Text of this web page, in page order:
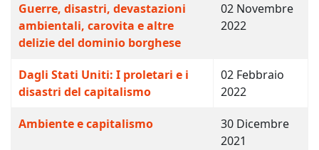
Guerre, disastri, devastazioni
ambientali, carovita e altre
delizie del dominio borghese
02 Novembre
2022
Dagli Stati Uniti: I proletari e i
disastri del capitalismo
02 Febbraio
2022
Ambiente e capitalismo
30 Dicembre
2021